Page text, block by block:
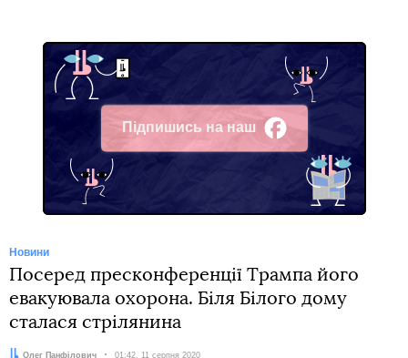
Підпишись на наш
Facebook
Новини
Посеред пресконференції Трампа його
евакуювала охорона. Біля Білого дому
сталася стрілянина
Автор:
Олег Панфілович Дата:
01:42, 11 серпня 2020